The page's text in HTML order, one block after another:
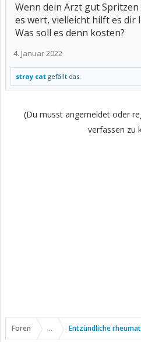
Wenn dein Arzt gut Spritzen
es wert, vielleicht hilft es dir
Was soll es denn kosten?
4. Januar 2022
stray cat gefällt das.
(Du musst angemeldet oder
verfassen zu
Foren ... Entzündliche